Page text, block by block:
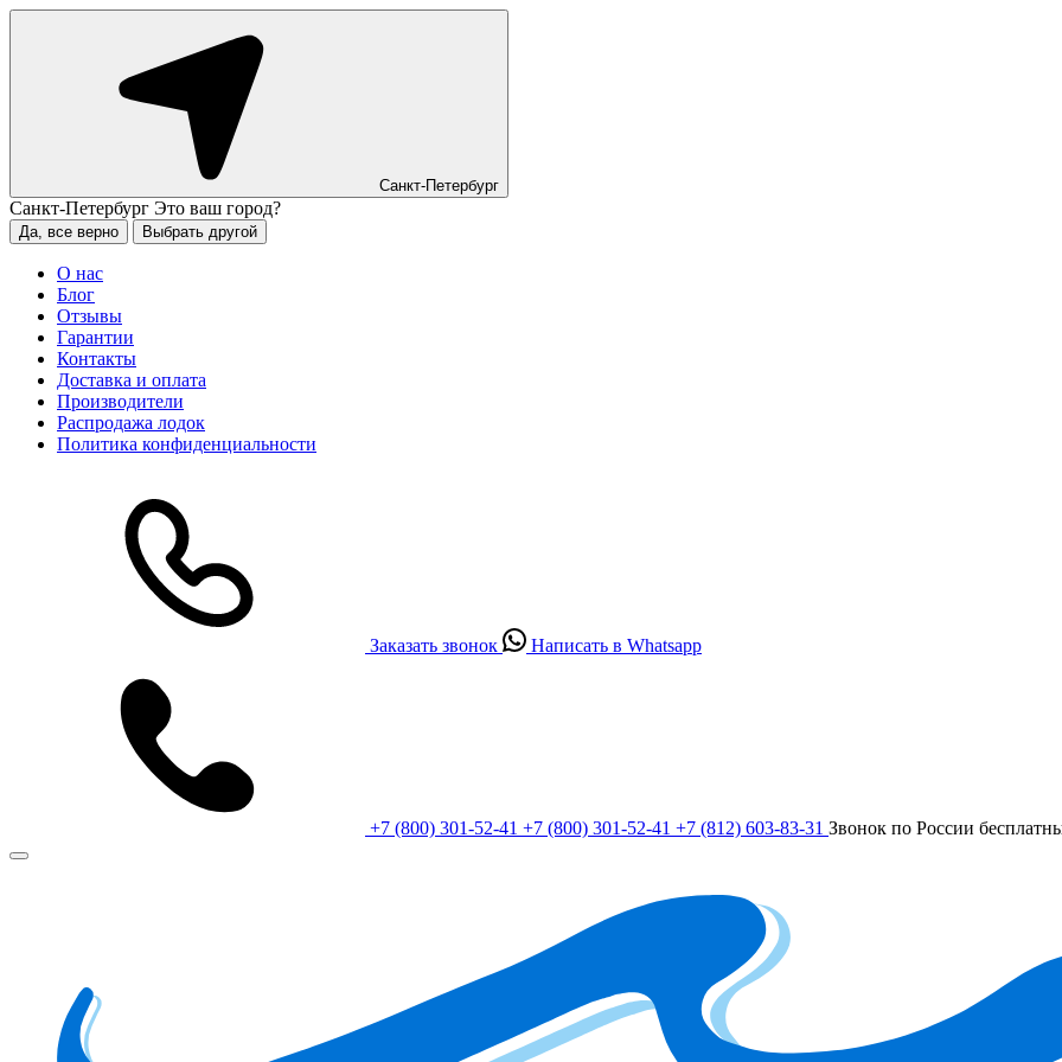
Санкт-Петербург
Санкт-Петербург Это ваш город?
Да, все верно Выбрать другой
О нас
Блог
Отзывы
Гарантии
Контакты
Доставка и оплата
Производители
Распродажа лодок
Политика конфиденциальности
Заказать звонок Написать в Whatsapp
+7 (800) 301-52-41 +7 (800) 301-52-41 +7 (812) 603-83-31 Звонок по России